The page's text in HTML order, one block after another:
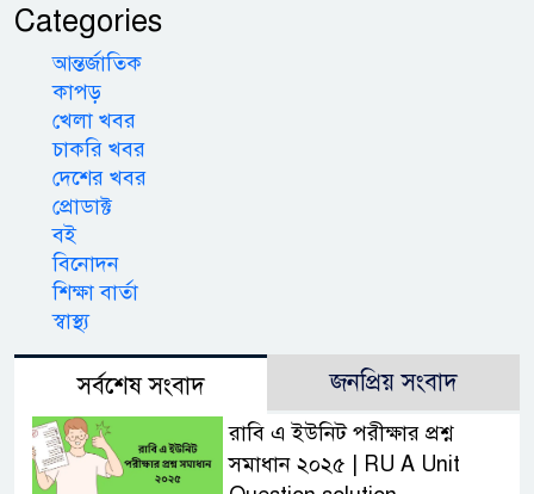
Categories
আন্তর্জাতিক
কাপড়
খেলা খবর
চাকরি খবর
দেশের খবর
প্রোডাক্ট
বই
বিনোদন
শিক্ষা বার্তা
স্বাস্থ্য
সর্বশেষ সংবাদ জনপ্রিয় সংবাদ
রাবি এ ইউনিট পরীক্ষার প্রশ্ন
সমাধান ২০২৫ | RU A Unit